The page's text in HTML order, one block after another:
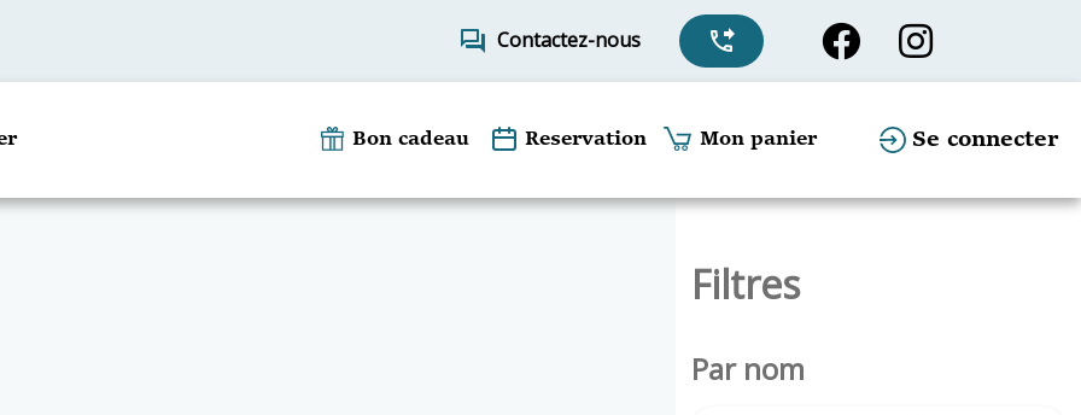
forum Contactez-nous phone_forwarded
Bon cadeau Reservation Mon panier Se connecter
Filtres
Par nom